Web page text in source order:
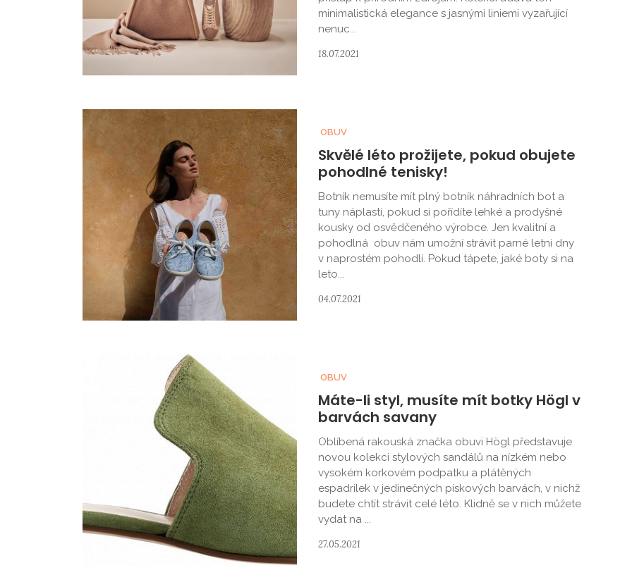
minimalistická elegance s jasnými liniemi vyzařující
nenuc...
18.07.2021
OBUV
Skvělé léto prožijete, pokud obujete
pohodlné tenisky!
Botník nemusíte mít plný botník náhradních bot a
tuny náplastí, pokud si pořídíte lehké a prodyšné
kousky od osvědčeného výrobce. Jen kvalitní a
pohodlná obuv nám umožní strávit parné letní dny
v naprostém pohodlí. Pokud tápete, jaké boty si na
leto...
04.07.2021
OBUV
Máte-li styl, musíte mít botky Högl v
barvách savany
Oblíbená rakouská značka obuvi Högl představuje
novou kolekci stylových sandálů na nízkém nebo
vysokém korkovém podpatku a plátěných
espadrilek v jedinečných pískových barvách, v nichž
budete chtít strávit celé léto. Klidně se v nich můžete
vydat na ...
27.05.2021